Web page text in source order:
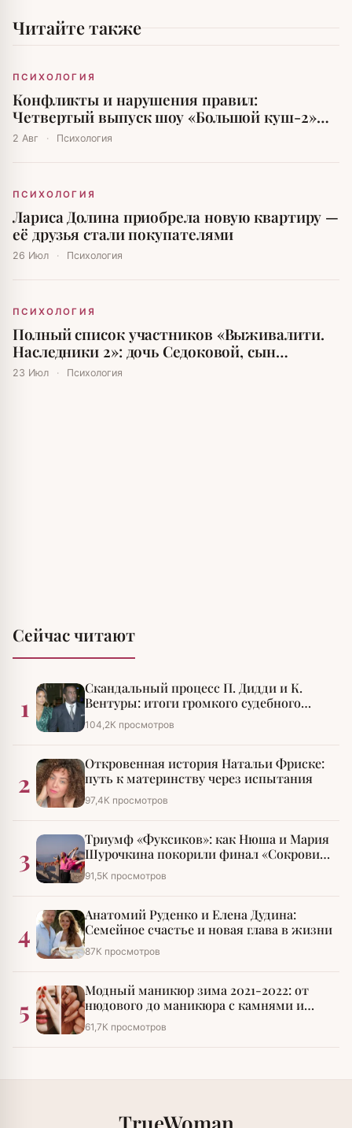
Читайте также
ПСИХОЛОГИЯ
Конфликты и нарушения правил:
Четвертый выпуск шоу «Большой куш-2»
вызвал бурю эмоций
2 Авг · Психология
ПСИХОЛОГИЯ
Лариса Долина приобрела новую квартиру —
её друзья стали покупателями
26 Июл · Психология
ПСИХОЛОГИЯ
Полный список участников «Выживалити.
Наследники 2»: дочь Седоковой, сын
Авербуха и внутренние Буйновы
23 Июл · Психология
Сейчас читают
1
Скандальный процесс П. Дидди и К.
Вентуры: итоги громкого судебного
разбирательства
104,2К просмотров
2
Откровенная история Натальи Фриске:
путь к материнству через испытания
97,4К просмотров
3
Триумф «Фуксиков»: как Нюша и Мария
Шурочкина покорили финал «Сокровищ
императора»
91,5К просмотров
4
Анатомий Руденко и Елена Дудина:
Семейное счастье и новая глава в жизни
87К просмотров
5
Модный маникюр зима 2021-2022: от
нюдового до маникюра с камнями и
стразами
61,7К просмотров